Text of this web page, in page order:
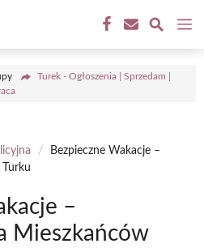
Turek - Ogłoszenia | Sprzedam |
/
Bezpieczne Wakacje –
–
Mieszkańców